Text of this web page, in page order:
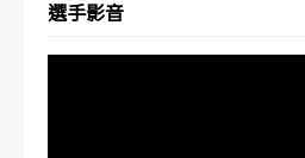
選手影音